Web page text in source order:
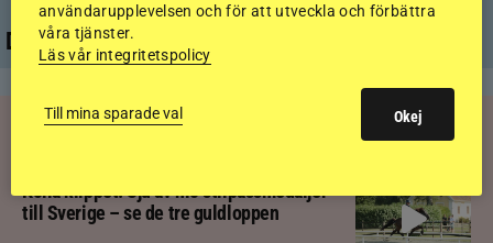
Det händer i vinter
Kolla klippet: Sju av nio stilpassmedaljer
till Sverige – se de tre guldloppen
användarupplevelsen och för att utveckla och förbättra
våra tjänster.
Läs vår integritetspolicy
Till mina sparade val Okej